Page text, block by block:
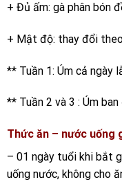
+ Đủ ấm: gà phân bón
+ Mật độ: thay đổi
** Tuần 1: Úm cả ngày
** Tuần 2 và 3 : Úm
Thức ăn – nước uống
– 01 ngày tuổi khi bắt
uống nước, không cho